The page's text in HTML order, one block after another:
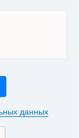
данных